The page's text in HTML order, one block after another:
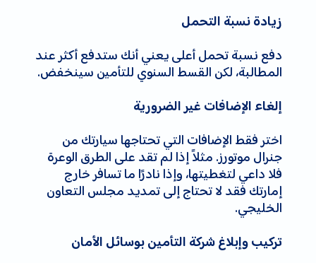
زيادة نسبة التحمل
دفع نسبة تحمل أعلى يعني أنك ستدفع أكثر عند
المطالبة، لكن القسط السنوي للتأمين سينخفض.
إلغاء الإضافات غير الضرورية
اختر فقط الإضافات التي تحتاجها سيارتك من
جنرال موتورز. مثلاً إذا لم تقد على الطرق الوعرة
فلا داعي لتغطيتها، وإذا نادرًا ما تسافر خارج
إمارتك فقد لا تحتاج إلى تمديد مجلس التعاون
الخليجي.
تركيب وإبلاغ شركة التأمين بوسائل الأمان